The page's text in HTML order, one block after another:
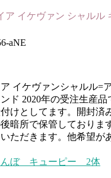
ア イケヴァン シャルル
aNE
イケヴァンシャルル=
ド 2020年の受注生産
けとしてます。開封済
暗所で保管しておりま
ただきます。他希望が
ぼ キューピー 2体